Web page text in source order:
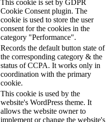
This cookie is set by GDPR
Cookie Consent plugin. The
cookie is used to store the user
consent for the cookies in the
category "Performance".
Records the default button state of
the corresponding category & the
status of CCPA. It works only in
coordination with the primary
cookie.
This cookie is used by the
website's WordPress theme. It
allows the website owner to
implement or change the website's